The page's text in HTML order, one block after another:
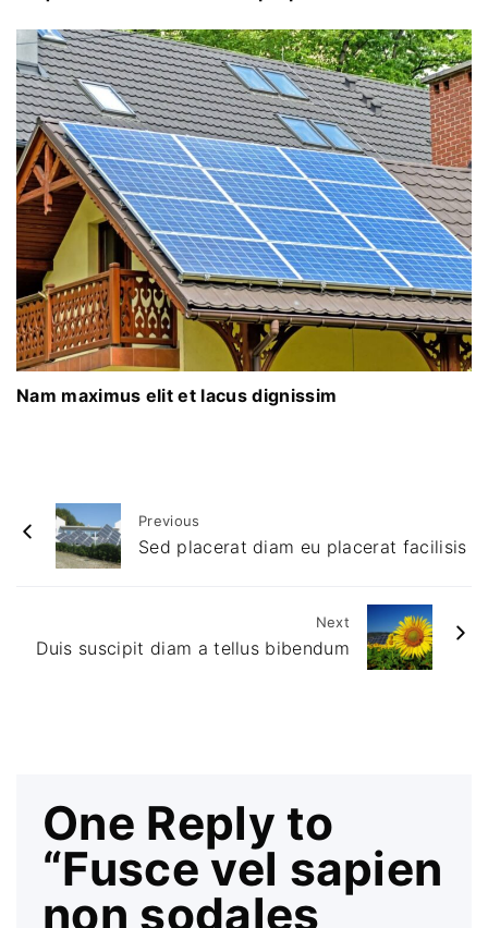
Nam maximus elit et lacus dignissim
Previous
Sed placerat diam eu placerat facilisis
Next
Duis suscipit diam a tellus bibendum
One Reply to
“Fusce vel sapien
non sodales